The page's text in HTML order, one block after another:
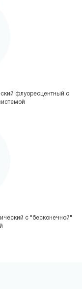
флуоресцентный с
с "бесконечной"